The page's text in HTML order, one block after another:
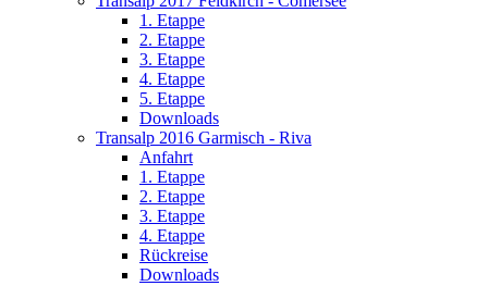
1. Etappe
2. Etappe
3. Etappe
4. Etappe
5. Etappe
Downloads
Transalp 2016 Garmisch - Riva
Anfahrt
1. Etappe
2. Etappe
3. Etappe
4. Etappe
Rückreise
Downloads